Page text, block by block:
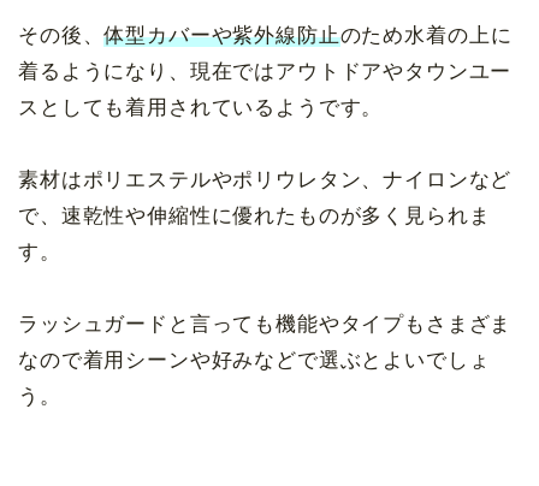
その後、体型カバーや紫外線防止のため水着の上に
着るようになり、現在ではアウトドアやタウンユー
スとしても着用されているようです。
素材はポリエステルやポリウレタン、ナイロンなど
で、速乾性や伸縮性に優れたものが多く見られま
す。
ラッシュガードと言っても機能やタイプもさまざま
なので着用シーンや好みなどで選ぶとよいでしょ
う。